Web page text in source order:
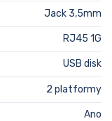
Jack 3,5mm
RJ45 1G
USB disk
2 platformy
Ano